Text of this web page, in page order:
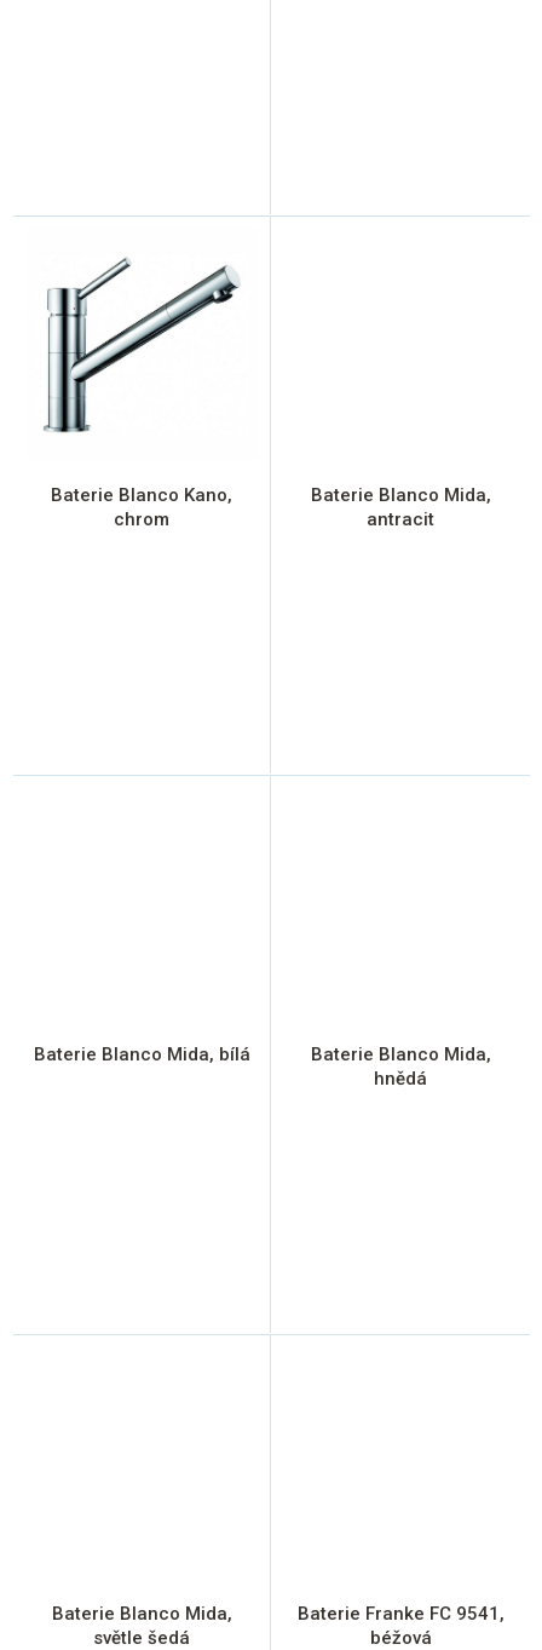
Baterie Blanco Kano,
chrom
Baterie Blanco Mida,
antracit
Baterie Blanco Mida, bílá
Baterie Blanco Mida,
hnědá
Baterie Blanco Mida,
světle šedá
Baterie Franke FC 9541,
béžová